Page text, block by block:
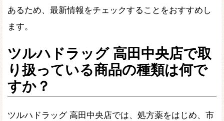
あるため、最新情報をチェックすることをおすすめし
ます。
ツルハドラッグ 高田中央店で取
り扱っている商品の種類は何で
すか？
ツルハドラッグ 高田中央店では、処方薬をはじめ、市